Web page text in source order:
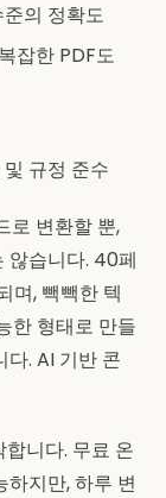
의 정확도
잡한 PDF도
규정 준수
변환할 뿐,
않습니다. 40페
며, 빽빽한 텍
한 형태로 만들
. AI 기반 콘
니다. 무료 온
지만, 하루 변